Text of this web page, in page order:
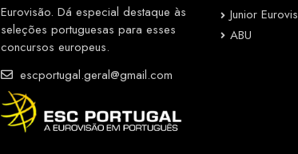
Eurovisão. Dá especial destaque às
seleções portuguesas para esses
concursos europeus.
escportugal.geral@gmail.com
Junior
ABU